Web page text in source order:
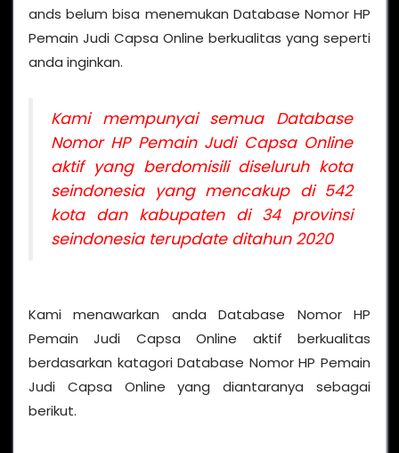
ands belum bisa menemukan Database Nomor HP
Pemain Judi Capsa Online berkualitas yang seperti
anda inginkan.
Kami mempunyai semua Database
Nomor HP Pemain Judi Capsa Online
aktif yang berdomisili diseluruh kota
seindonesia yang mencakup di 542
kota dan kabupaten di 34 provinsi
seindonesia terupdate ditahun 2020
Kami menawarkan anda Database Nomor HP
Pemain Judi Capsa Online aktif berkualitas
berdasarkan katagori Database Nomor HP Pemain
Judi Capsa Online yang diantaranya sebagai
berikut.